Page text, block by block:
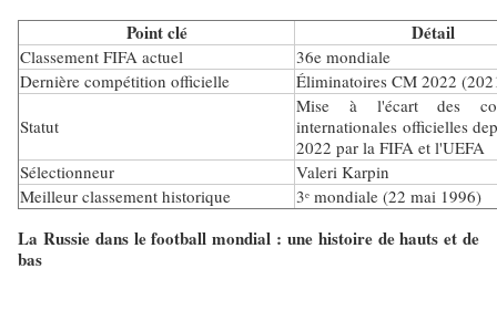
Point clé Détail
Classement FIFA actuel
36e mondiale
Dernière compétition officielle
Éliminatoires CM 2022
Statut
Mise à l'écart des
internationales officielles
2022 par la FIFA et l'UEFA
Sélectionneur
Valeri Karpin
Meilleur classement historique
3ᵉ mondiale (22 mai 1996)
La Russie dans le football mondial : une histoire de hauts et de
bas